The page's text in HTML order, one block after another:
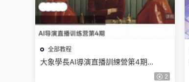
全部教程
大象學長AI導演直播訓練營第4期
2